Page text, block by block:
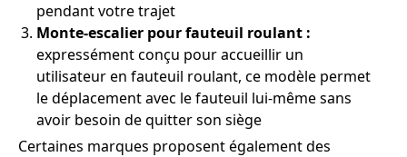
pendant votre trajet
Monte-escalier pour fauteuil roulant :
expressément conçu pour accueillir un
utilisateur en fauteuil roulant, ce modèle permet
le déplacement avec le fauteuil lui-même sans
avoir besoin de quitter son siège
Certaines marques proposent également des